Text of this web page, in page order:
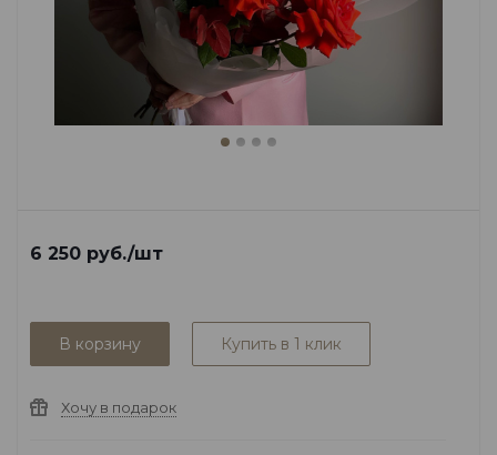
6 250 руб./шт
В корзину Купить в 1 клик
Хочу в подарок